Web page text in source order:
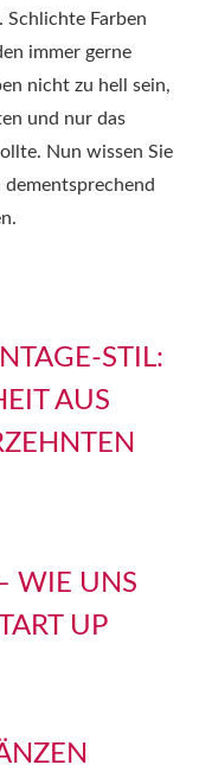
Schlichte Farben
immer gerne
nicht zu hell sein,
und nur das
Nun wissen Sie
dementsprechend
STIL:
AUS
WIE UNS
UP